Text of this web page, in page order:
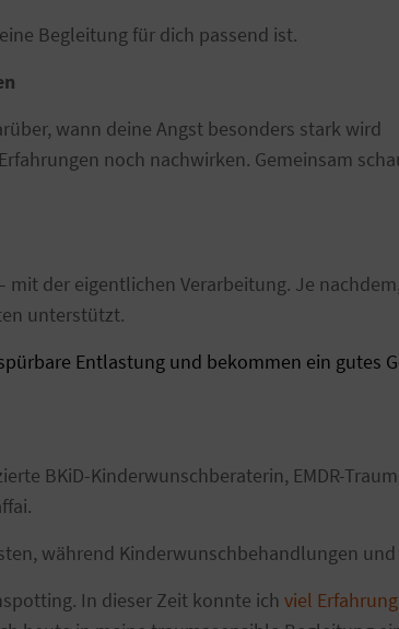
Begleitung für dich passend ist.
wann deine Angst besonders stark wird
noch nachwirken. Gemeinsam
der eigentlichen Verarbeitung. Je
unterstützt.
Entlastung und bekommen ein gutes
BKiD-Kinderwunschberaterin, EMDR-
während Kinderwunschbehandlungen
In dieser Zeit konnte ich viel